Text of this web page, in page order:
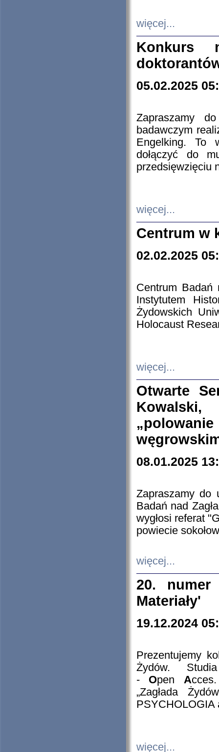
więcej...
Konkurs
05.02.2025
Zapraszamy
badawczym
Engelking. To
dołączyć do
przedsięwzięciu
więcej...
Centrum w
02.02.2025
Centrum Badań
Instytutem
Żydowskich
Holocaust
więcej...
Otwarte
08.01.2025
Zapraszamy do
Badań nad
wygłosi referat
powiecie
więcej...
20. numer
Materiały'
19.12.2024
Prezentujemy
Żydów.
- Open A
„Zagłada
PSYCHOLOGIA
więcej...